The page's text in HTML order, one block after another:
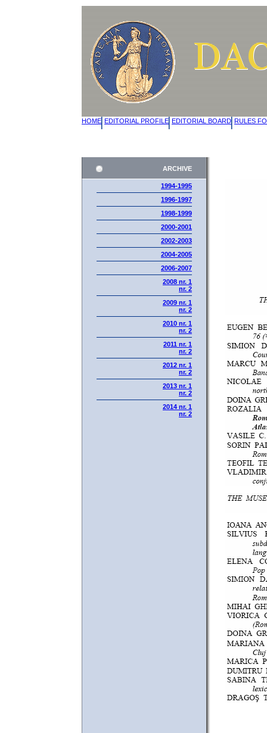
HOME EDITORIAL PROFILE EDITORIAL BOARD RULES
ARCHIVE
1994-1995
1996-1997
1998-1999
2000-2001
2002-2003
2004-2005
2006-2007
2008 nr. 1
nr. 2
2009 nr. 1
nr. 2
2010 nr. 1
nr. 2
2011 nr. 1
nr. 2
2012 nr. 1
nr. 2
2013 nr. 1
nr. 2
2014 nr. 1
nr. 2